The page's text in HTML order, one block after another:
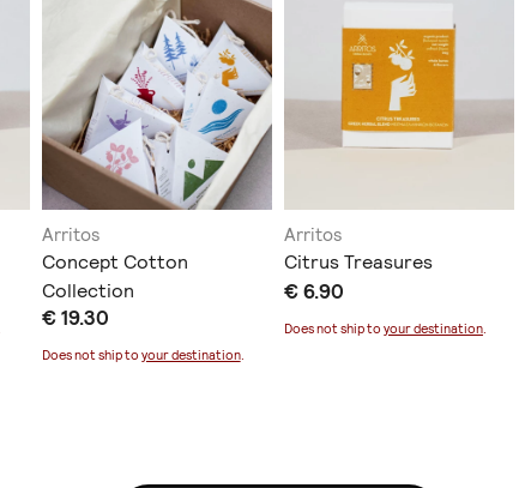
Arritos
Concept Cotton
Collection
€ 19.30
Does not ship to your destination.
Arritos
Citrus Treasures
€ 6.90
Does not ship to your destination.